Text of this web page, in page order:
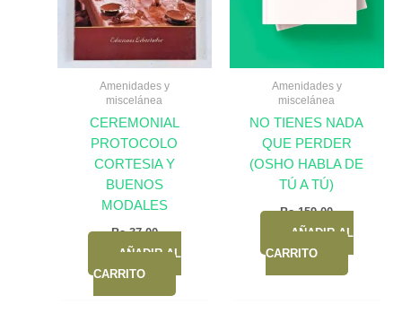
Amenidades y
miscelánea
CEREMONIAL
PROTOCOLO
CORTESIA Y
BUENOS
MODALES
Bs.37,00
AÑADIR AL
CARRITO
Amenidades y
miscelánea
NO TIENES NADA
QUE PERDER
(OSHO HABLA DE
TÚ A TÚ)
Bs.159,00
AÑADIR AL
CARRITO